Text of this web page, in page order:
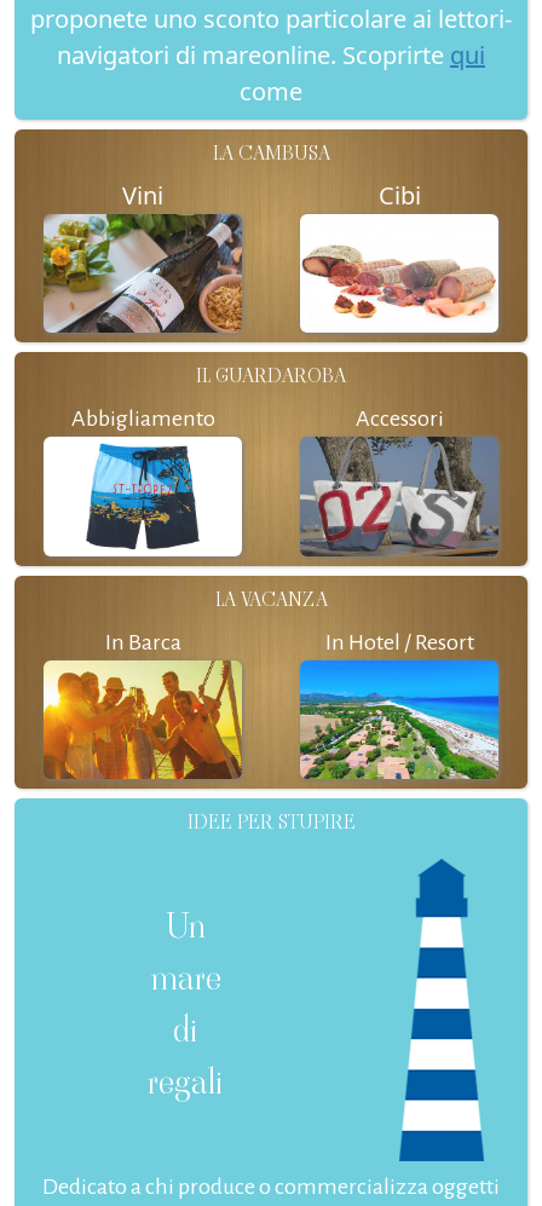
proponete uno sconto particolare ai lettori-
navigatori di mareonline. Scoprirte qui
come
LA CAMBUSA
Vini Cibi
IL GUARDAROBA
Abbigliamento Accessori
LA VACANZA
In Barca In Hotel / Resort
IDEE PER STUPIRE
Un
mare
di
regali
Dedicato a chi produce o commercializza oggetti